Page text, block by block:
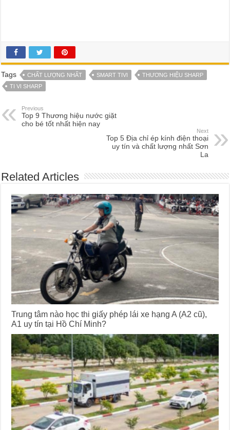
Tags CHẤT LƯỢNG NHẤT SMART TIVI
THƯƠNG HIỆU SHARP
TI VI SHARP
Previous
Top 9 Thương hiệu nước giặt
cho bé tốt nhất hiện nay
Next
Top 5 Địa chỉ ép kính điện thoại
uy tín và chất lượng nhất Sơn
La
Related Articles
Trung tâm nào học thi giấy phép lái xe hạng A (A2 cũ),
A1 uy tín tại Hồ Chí Minh?